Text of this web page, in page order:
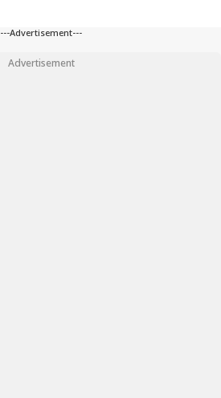
---Advertisement---
Advertisement